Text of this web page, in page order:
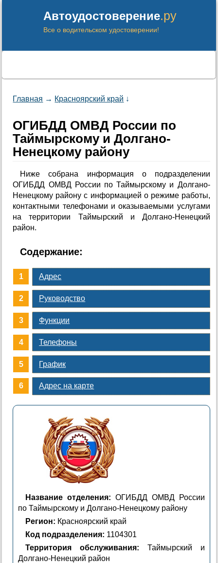
Автоудостоверение.ру
Все о водительском удостоверении!
Главная → Красноярский край ↓
ОГИБДД ОМВД России по
Таймырскому и Долгано-
Ненецкому району
Ниже собрана информация о подразделении
ОГИБДД ОМВД России по Таймырскому и Долгано-
Ненецкому району с информацией о режиме работы,
контактными телефонами и оказываемыми услугами
на территории Таймырский и Долгано-Ненецкий
район.
Содержание:
Адрес
Руководство
Функции
Телефоны
График
Адрес на карте
Название отделения: ОГИБДД ОМВД России
по Таймырскому и Долгано-Ненецкому району
Регион: Красноярский край
Код подразделения: 1104301
Территория обслуживания: Таймырский и
Долгано-Ненецкий район